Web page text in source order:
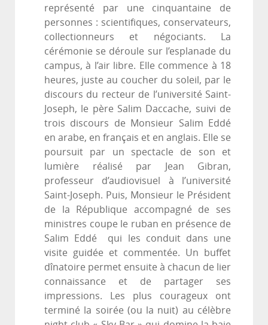
représenté par une cinquantaine de
personnes : scientifiques, conservateurs,
collectionneurs et négociants. La
cérémonie se déroule sur l’esplanade du
campus, à l’air libre. Elle commence à 18
heures, juste au coucher du soleil, par le
discours du recteur de l’université Saint-
Joseph, le père Salim Daccache, suivi de
trois discours de Monsieur Salim Eddé
en arabe, en français et en anglais. Elle se
poursuit par un spectacle de son et
lumière réalisé par Jean Gibran,
professeur d’audiovisuel à l’université
Saint-Joseph. Puis, Monsieur le Président
de la République accompagné de ses
ministres coupe le ruban en présence de
Salim Eddé qui les conduit dans une
visite guidée et commentée. Un buffet
dînatoire permet ensuite à chacun de lier
connaissance et de partager ses
impressions. Les plus courageux ont
terminé la soirée (ou la nuit) au célèbre